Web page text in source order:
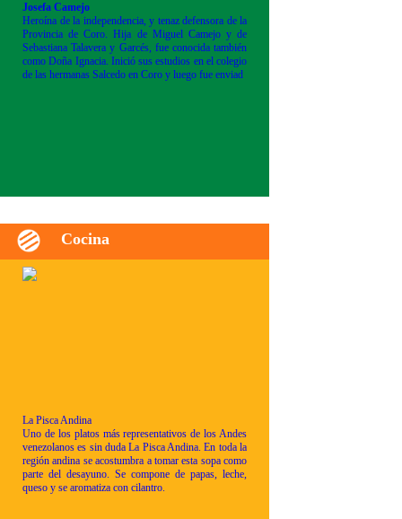
Josefa Camejo
Heroína de la independencia, y tenaz defensora de la
Provincia de Coro. Hija de Miguel Camejo y de
Sebastiana Talavera y Garcés, fue conocida también
como Doña Ignacia. Inició sus estudios en el colegio
de las hermanas Salcedo en Coro y luego fue enviad
Cocina
La Pisca Andina
Uno de los platos más representativos de los Andes
venezolanos es sin duda La Pisca Andina. En toda la
región andina se acostumbra a tomar esta sopa como
parte del desayuno. Se compone de papas, leche,
queso y se aromatiza con cilantro.